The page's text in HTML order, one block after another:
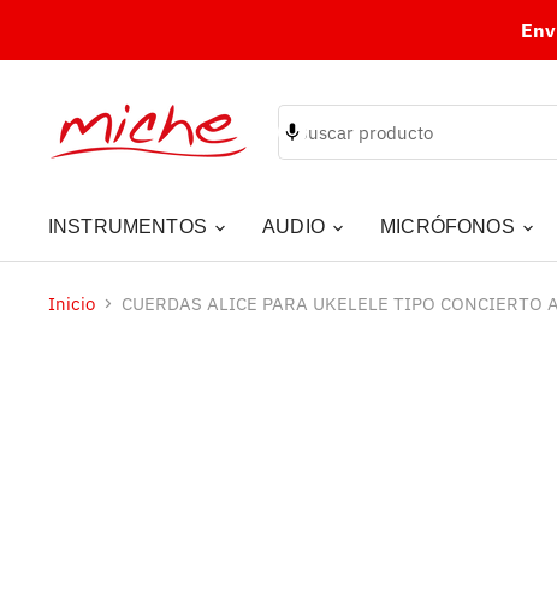
INSTRUMENTOS AUDIO MICRÓFONOS
Inicio CUERDAS ALICE PARA UKELELE TIPO CONCIERTO